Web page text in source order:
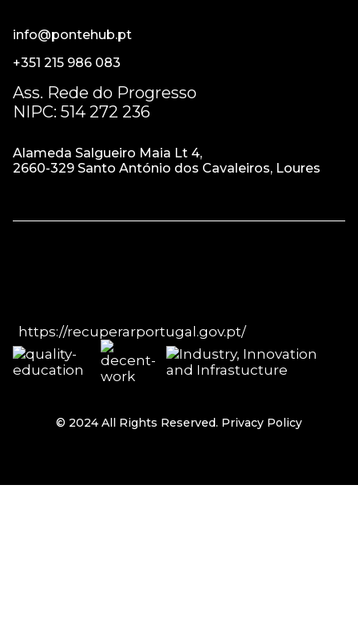
info@pontehub.pt
+351 215 986 083
Ass. Rede do Progresso
NIPC: 514 272 236
Alameda Salgueiro Maia Lt 4,
2660-329 Santo António dos Cavaleiros, Loures
https://recuperarportugal.gov.pt/
© 2024 All Rights Reserved. Privacy Policy